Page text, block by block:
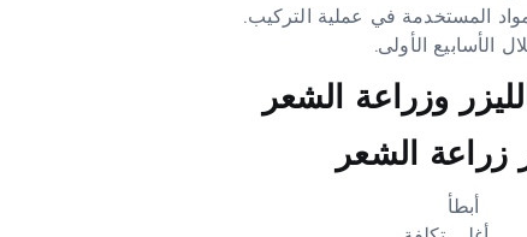
المستخدمة في عملية التركيب.
الأولى.
وزراعة الشعر
زراعة الشعر